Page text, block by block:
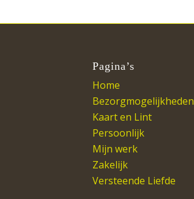
Pagina’s
Home
Bezorgmogelijkheden
Kaart en Lint
Persoonlijk
Mijn werk
Zakelijk
Versteende Liefde